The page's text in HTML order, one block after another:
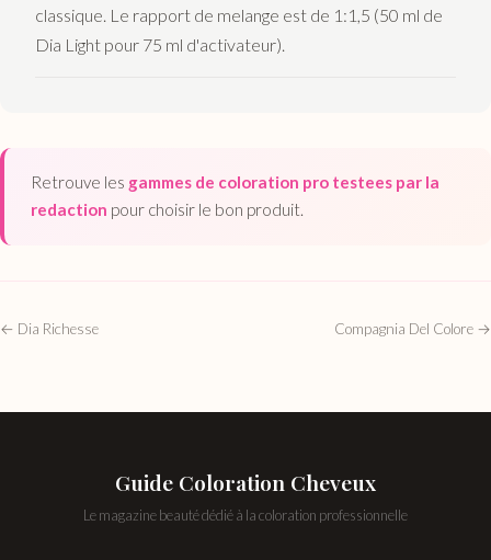
classique. Le rapport de melange est de 1:1,5 (50 ml de
Dia Light pour 75 ml d'activateur).
Retrouve les gammes de coloration pro testees par la
redaction pour choisir le bon produit.
← Dia Richesse Compagnia Del Colore →
Guide Coloration Cheveux
Le magazine beauté dédié à la coloration professionnelle